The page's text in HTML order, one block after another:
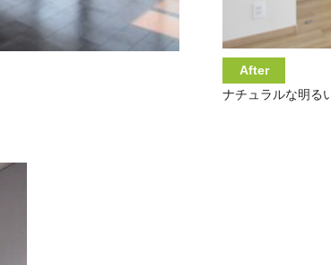
After
ナチュラルな明る